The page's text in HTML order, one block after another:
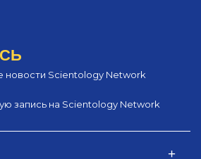
новости Scientology Network
запись на Scientology Network